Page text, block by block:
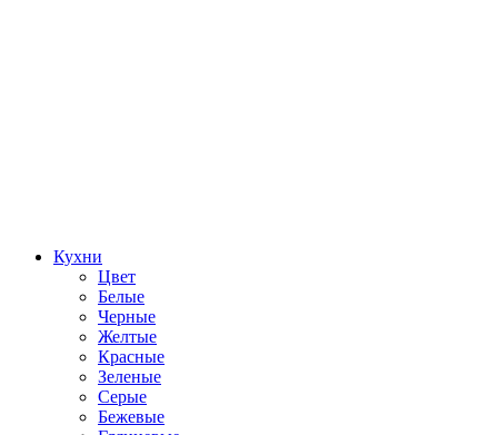
Кухни
Цвет
Белые
Черные
Желтые
Красные
Зеленые
Серые
Бежевые